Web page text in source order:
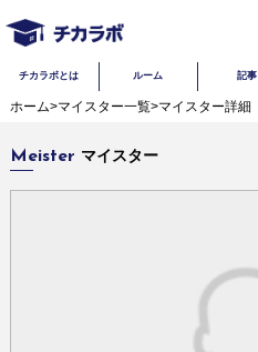
チカラボとは ルーム 記事
ホーム>マイスター一覧>マイスター詳細
Meister マイスター